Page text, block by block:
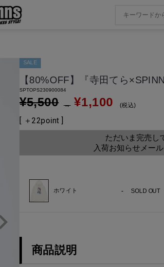
SALE
【80%OFF】『寺田てら
SPTOPS230900084
¥5,500 → ¥1,100 税込
[ ＋ 22point ]
ただいま完売し
入荷お知らせメー
ホワイト - SOLD OUT
商品説明